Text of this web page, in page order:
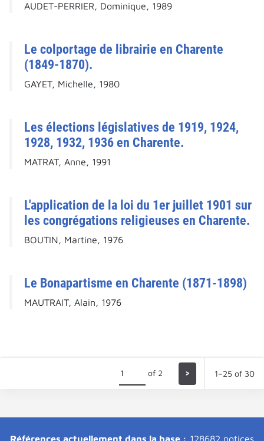
AUDET-PERRIER, Dominique, 1989
Le colportage de librairie en Charente
(1849-1870).
GAYET, Michelle, 1980
Les élections législatives de 1919, 1924,
1928, 1932, 1936 en Charente.
MATRAT, Anne, 1991
L'application de la loi du 1er juillet 1901 sur
les congrégations religieuses en Charente.
BOUTIN, Martine, 1976
Le Bonapartisme en Charente (1871-1898)
MAUTRAIT, Alain, 1976
of 2 > 1–25 of 30
Références actuellement dans la base : 128682 notices